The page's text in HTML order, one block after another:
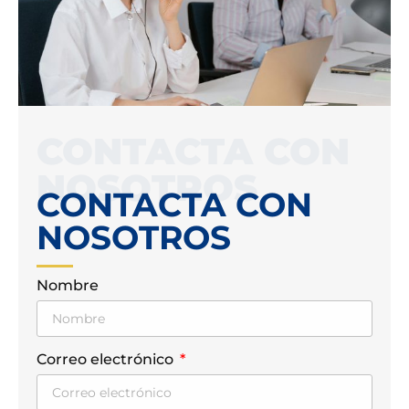
NOSOTROS
CONTACTA CON
NOSOTROS
Nombre
Correo electrónico